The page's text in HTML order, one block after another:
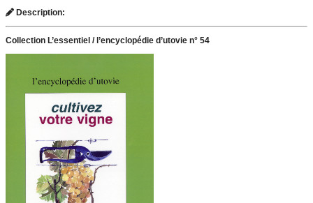
Description:
Collection L’essentiel / l’encyclopédie d’utovie n° 54